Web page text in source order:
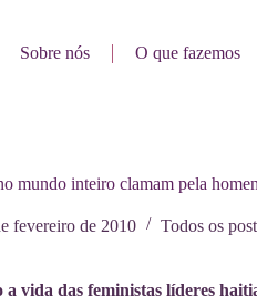
Sobre nós O que fazemos
mundo inteiro clamam pela
fevereiro de 2010 Todos os
a vida das feministas líderes